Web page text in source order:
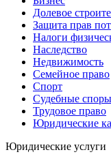
Долевое
Защита прав
Налоги
Наследство
Недвижимость
Семейное право
Спорт
Судебные споры
Трудовое право
Юридические
Юридические услуги